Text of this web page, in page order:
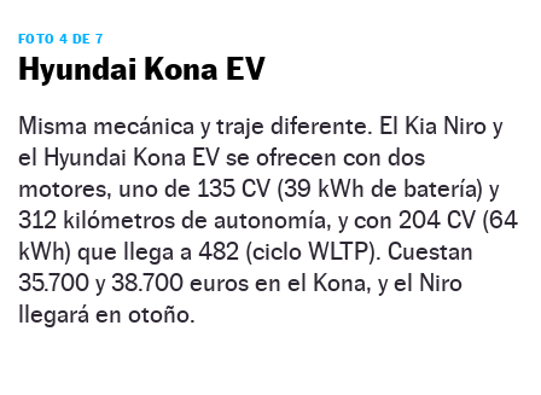
FOTO 4 DE 7
Hyundai Kona EV
Misma mecánica y traje diferente. El Kia Niro y
el Hyundai Kona EV se ofrecen con dos
motores, uno de 135 CV (39 kWh de batería) y
312 kilómetros de autonomía, y con 204 CV (64
kWh) que llega a 482 (ciclo WLTP). Cuestan
35.700 y 38.700 euros en el Kona, y el Niro
llegará en otoño.